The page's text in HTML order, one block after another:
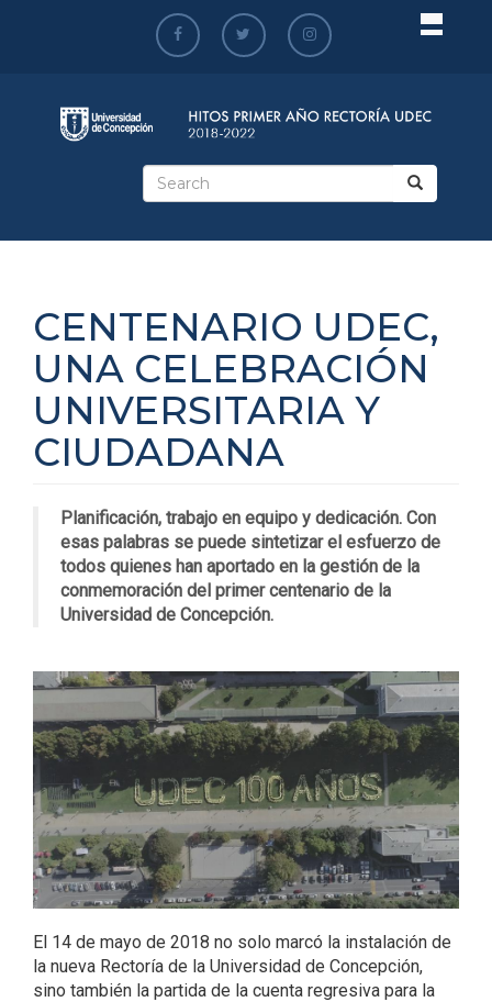
Search
CENTENARIO UDEC,
UNA CELEBRACIÓN
UNIVERSITARIA Y
CIUDADANA
Planificación, trabajo en equipo y dedicación. Con
esas palabras se puede sintetizar el esfuerzo de
todos quienes han aportado en la gestión de la
conmemoración del primer centenario de la
Universidad de Concepción.
El 14 de mayo de 2018 no solo marcó la instalación de
la nueva Rectoría de la Universidad de Concepción,
sino también la partida de la cuenta regresiva para la